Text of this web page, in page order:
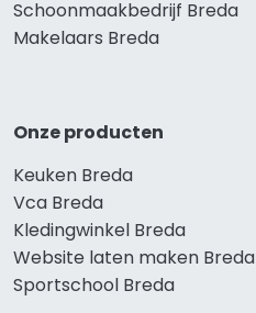
Schoonmaakbedrijf Breda
Makelaars Breda
Onze producten
Keuken Breda
Vca Breda
Kledingwinkel Breda
Website laten maken Breda
Sportschool Breda